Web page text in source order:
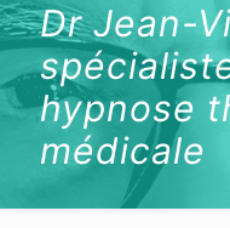
Dr Jean-
hypnose
médicale